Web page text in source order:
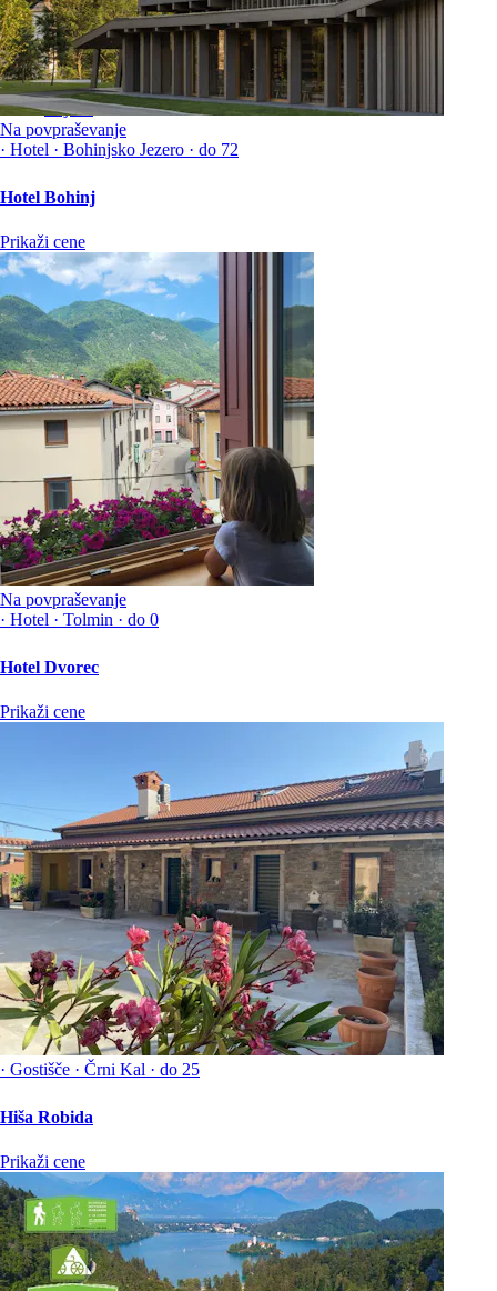
Registracija
Prijava
Na povpraševanje
· Hotel · Bohinjsko Jezero · do 72
Hotel Bohinj
Prikaži cene
Na povpraševanje
· Hotel · Tolmin · do 0
Hotel Dvorec
Prikaži cene
· Gostišče · Črni Kal · do 25
Hiša Robida
Prikaži cene